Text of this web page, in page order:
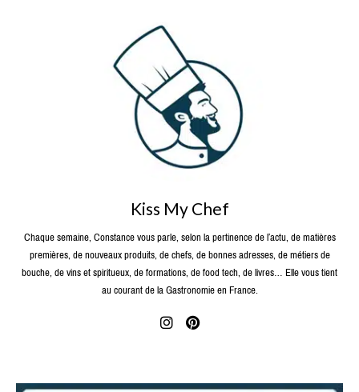
Kiss My Chef
Chaque semaine, Constance vous parle, selon la pertinence de l’actu, de matières
premières, de nouveaux produits, de chefs, de bonnes adresses, de métiers de
bouche, de vins et spiritueux, de formations, de food tech, de livres… Elle vous tient
au courant de la Gastronomie en France.